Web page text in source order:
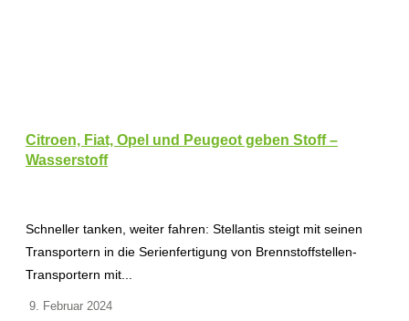
Citroen, Fiat, Opel und Peugeot geben Stoff –
Wasserstoff
Schneller tanken, weiter fahren: Stellantis steigt mit seinen
Transportern in die Serienfertigung von Brennstoffstellen-
Transportern mit...
9. Februar 2024